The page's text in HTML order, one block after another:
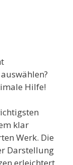
Hilfe!
klar
Werk. Die
Darstellung